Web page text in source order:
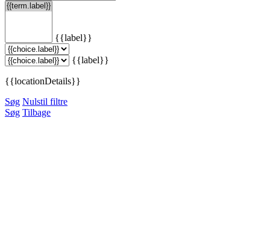
{{label}}
{{label}}
{{locationDetails}}
Søg Nulstil filtre
Søg Tilbage